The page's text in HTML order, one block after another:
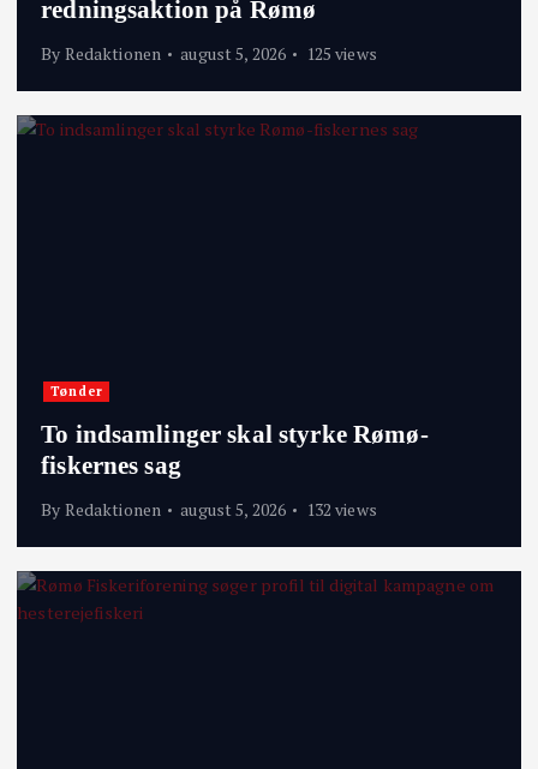
redningsaktion på Rømø
By Redaktionen august 5, 2026 125 views
Tønder
To indsamlinger skal styrke Rømø-
fiskernes sag
By Redaktionen august 5, 2026 132 views